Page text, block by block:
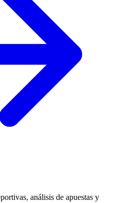
análisis de apuestas y